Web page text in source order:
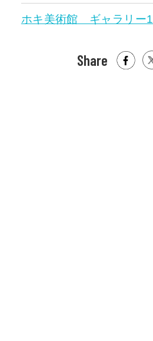
ホキ美術館 ギャラリー1
Share